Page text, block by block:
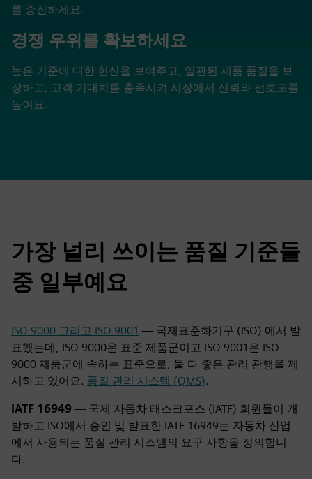
를 증진하세요.
경쟁 우위를 확보하세요
높은 기준에 대한 헌신을 보여주고, 일관된 제품 품질을 보
장하고, 고객 기대치를 충족시켜 시장에서 신뢰와 선호도를
높여요.
가장 널리 쓰이는 품질 기준들
중 일부예요
ISO 9000 그리고 ISO 9001 — 국제표준화기구 (ISO) 에서 발
표했는데, ISO 9000은 표준 제품군이고 ISO 9001은 ISO
9000 제품군에 속하는 표준으로, 둘 다 좋은 관리 관행을 제
시하고 있어요. 품질 관리 시스템 (QMS).
IATF 16949 — 국제 자동차 태스크포스 (IATF) 회원들이 개
발하고 ISO에서 승인 및 발표한 IATF 16949는 자동차 산업
에서 사용되는 품질 관리 시스템의 요구 사항을 정의합니
다.